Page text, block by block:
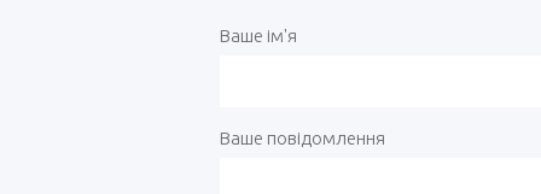
Ваше ім'я
Ваше повідомлення